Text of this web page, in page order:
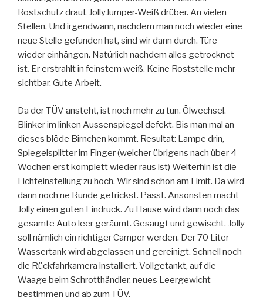
Rostschutz drauf. JollyJumper-Weiß drüber. An vielen
Stellen. Und irgendwann, nachdem man noch wieder eine
neue Stelle gefunden hat, sind wir dann durch. Türe
wieder einhängen. Natürlich nachdem alles getrocknet
ist. Er erstrahlt in feinstem weiß. Keine Roststelle mehr
sichtbar. Gute Arbeit.
Da der TÜV ansteht, ist noch mehr zu tun. Ölwechsel.
Blinker im linken Aussenspiegel defekt. Bis man mal an
dieses blöde Birnchen kommt. Resultat: Lampe drin,
Spiegelsplitter im Finger (welcher übrigens nach über 4
Wochen erst komplett wieder raus ist) Weiterhin ist die
Lichteinstellung zu hoch. Wir sind schon am Limit. Da wird
dann noch ne Runde getrickst. Passt. Ansonsten macht
Jolly einen guten Eindruck. Zu Hause wird dann noch das
gesamte Auto leer geräumt. Gesaugt und gewischt. Jolly
soll nämlich ein richtiger Camper werden. Der 70 Liter
Wassertank wird abgelassen und gereinigt. Schnell noch
die Rückfahrkamera installiert. Vollgetankt, auf die
Waage beim Schrotthändler, neues Leergewicht
bestimmen und ab zum TÜV.